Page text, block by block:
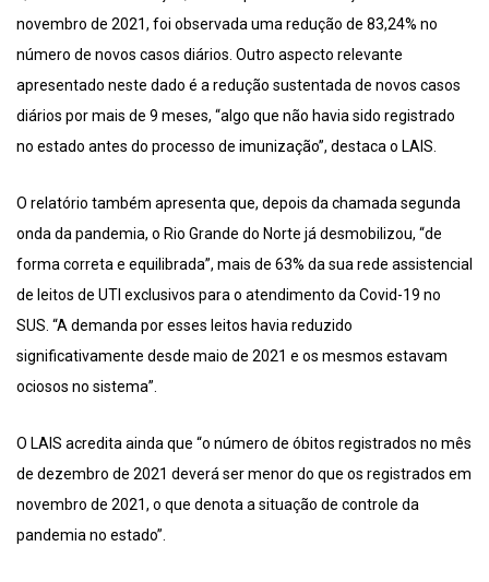
novembro de 2021, foi observada uma redução de 83,24% no
número de novos casos diários. Outro aspecto relevante
apresentado neste dado é a redução sustentada de novos casos
diários por mais de 9 meses, “algo que não havia sido registrado
no estado antes do processo de imunização”, destaca o LAIS.
O relatório também apresenta que, depois da chamada segunda
onda da pandemia, o Rio Grande do Norte já desmobilizou, “de
forma correta e equilibrada”, mais de 63% da sua rede assistencial
de leitos de UTI exclusivos para o atendimento da Covid-19 no
SUS. “A demanda por esses leitos havia reduzido
significativamente desde maio de 2021 e os mesmos estavam
ociosos no sistema”.
O LAIS acredita ainda que “o número de óbitos registrados no mês
de dezembro de 2021 deverá ser menor do que os registrados em
novembro de 2021, o que denota a situação de controle da
pandemia no estado”.